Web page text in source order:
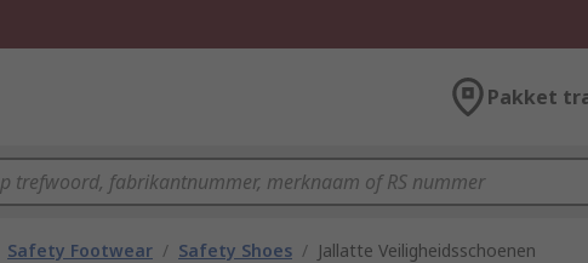
Pakket
Safety Footwear / Safety Shoes / Jallatte Veiligheidsschoenen